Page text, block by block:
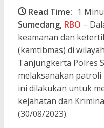
Read Time: 1
Sumedang, RBO –
keamanan dan
(kamtibmas) di
Tanjungkerta Polres
melaksanakan patroli
ini dilakukan untuk
kejahatan dan
(30/08/2023).